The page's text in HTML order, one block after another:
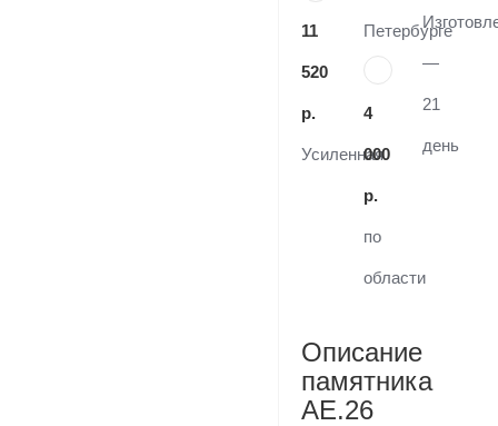
11
520
р.
Усиленная
Петербурге
4
000
р.
по
области
—
21
день
Описание
памятника
AE.26